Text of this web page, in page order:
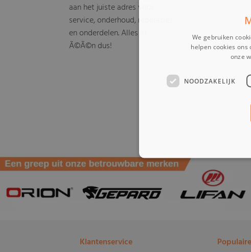
aan het juiste adres voor
service, onderhoud, reparaties
en onderdelen. Alles in
Ã©Ã©n dus!
Klantenservice
We gebruiken
helpen cookies
onze
NOODZAKELIJK